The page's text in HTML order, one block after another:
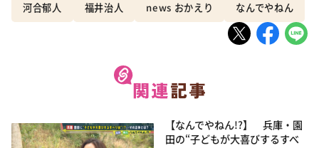
河合郁人 福井治人 news おかえり なんでやねん
【なんでやねん!?】 兵庫・園
田の“子どもが大喜びするすべ